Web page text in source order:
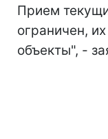
Прием
ограничен,
объекты", -